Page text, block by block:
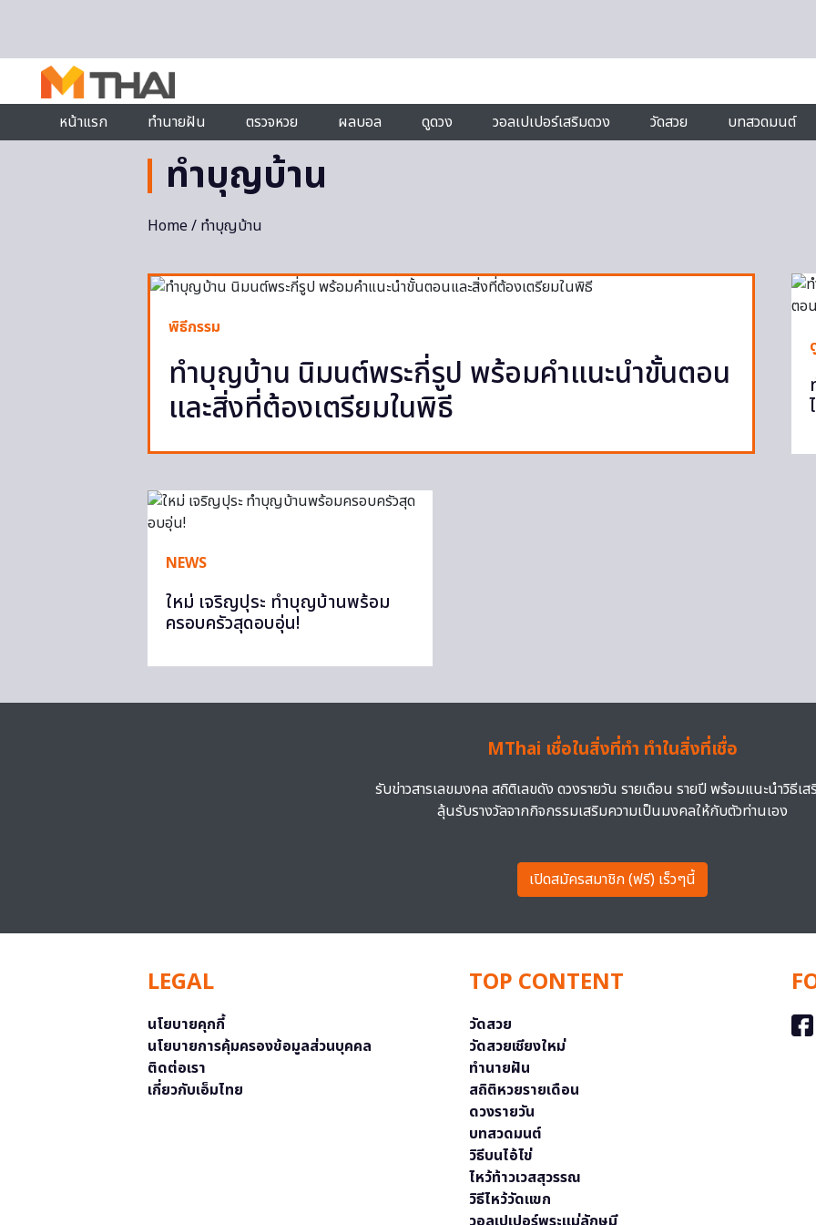
หน้าแรก
ทำนายฝัน ตรวจหวย ผลบอล ดูดวง วอลเปเปอร์เสริมดวง วัดสวย บทสวดมนต์
ทำบุญบ้าน
Home/ ทำบุญบ้าน
พิธีกรรม
ทําบุญบ้าน นิมนต์พระกี่รูป พร้อมคำแนะนำขั้นตอน
และสิ่งที่ต้องเตรียมในพิธี
NEWS
ใหม่ เจริญปุระ ทำบุญบ้านพร้อม
ครอบครัวสุดอบอุ่น!
MThai เชื่อในสิ่งที่ทำ ทำในสิ่งที่เชื่อ
รับข่าวสารเลขมงคล สถิติเลขดัง ดวงรายวัน รายเดือน รายปี พร้อมแนะนำวิธีเส
ลุ้นรับรางวัลจากกิจกรรมเสริมความเป็นมงคลให้กับตัวท่านเอง
เปิดสมัครสมาชิก (ฟรี) เร็วๆนี้
LEGAL
นโยบายคุกกี้
นโยบายการคุ้มครองข้อมูลส่วนบุคคล
ติดต่อเรา
เกี่ยวกับเอ็มไทย
TOP CONTENT
วัดสวย
วัดสวยเชียงใหม่
ทำนายฝัน
สถิติหวยรายเดือน
ดวงรายวัน
บทสวดมนต์
วิธีบนไอ้ไข่
ไหว้ท้าวเวสสุวรรณ
วิธีไหว้วัดแขก